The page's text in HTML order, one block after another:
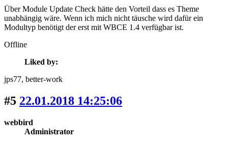
Über Module Update Check hätte den Vorteil dass es Theme
unabhängig wäre. Wenn ich mich nicht täusche wird dafür ein
Modultyp benötigt der erst mit WBCE 1.4 verfügbar ist.
Offline
Liked by:
jps77, better-work
#5 22.01.2018 14:25:06
webbird
Administrator